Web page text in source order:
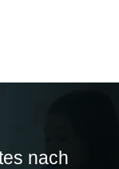
nach